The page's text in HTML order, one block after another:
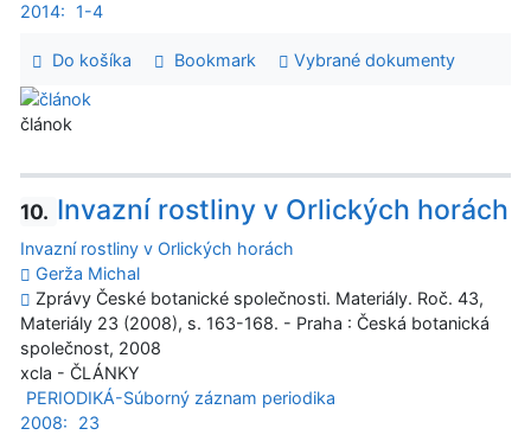
2014:
1-4
Do košíka Bookmark Vybrané dokumenty
článok
10. Invazní rostliny v Orlických horách
Invazní rostliny v Orlických horách
Gerža Michal
Zprávy České botanické společnosti. Materiály. Roč. 43,
Materiály 23 (2008), s. 163-168. - Praha : Česká botanická
společnost, 2008
xcla - ČLÁNKY
PERIODIKÁ-Súborný záznam periodika
2008:
23